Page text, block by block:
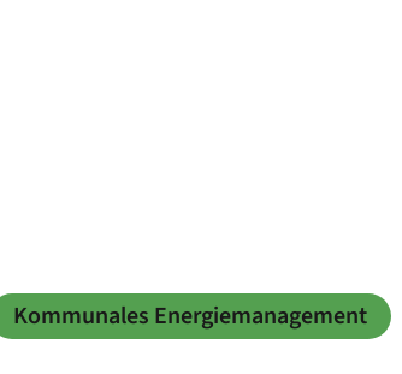
Kommunales Energiemanagement